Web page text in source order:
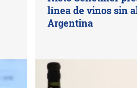
línea de vinos sin
Argentina